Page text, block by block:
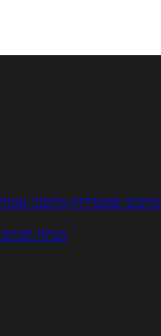
מתכוני פשטידות מתכוני
מנתח